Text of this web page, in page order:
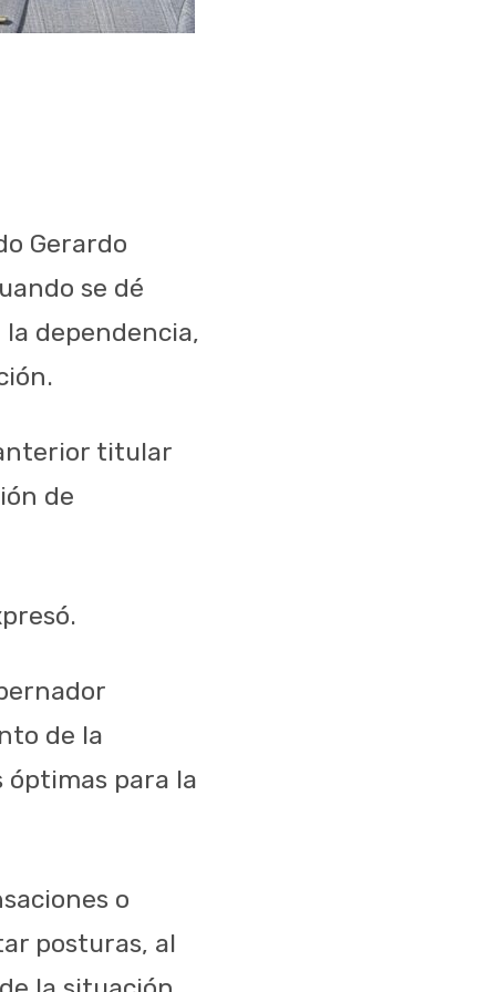
Gerardo
se dé
dependencia,
titular
de
de la
óptimas para la
o
posturas, al